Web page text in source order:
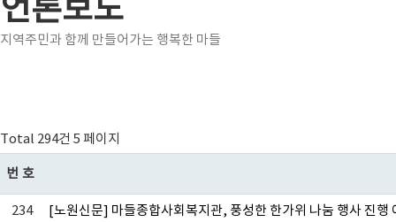
언론보도
지역주민과 함께 만들어가는 행복한 마들
Total 294건 5 페이지
번호
234 [노원신문] 마들종합사회복지관, 풍성한 한가위 나눔 행사 진행